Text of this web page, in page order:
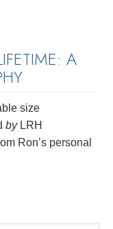
A
size
byLRH
Ron’s personal